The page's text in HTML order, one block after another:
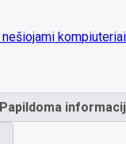
kompiuteriai
Papildoma